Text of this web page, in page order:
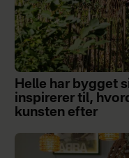
Helle har bygget
inspirerer til,
kunsten efter